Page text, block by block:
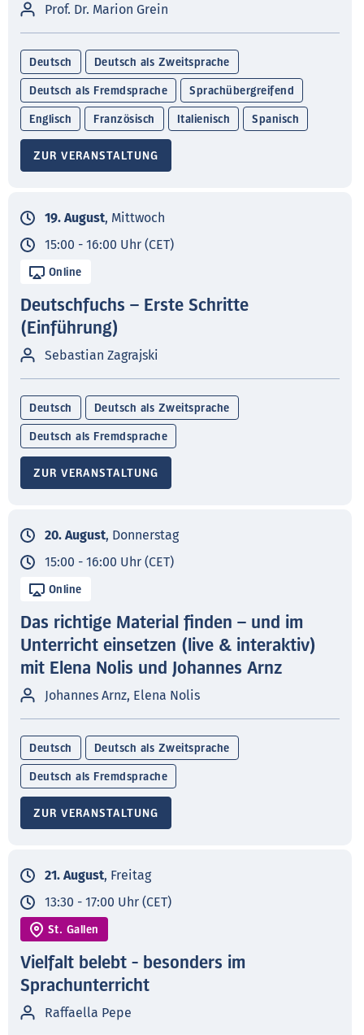
Prof. Dr. Marion Grein
Deutsch Deutsch als Zweitsprache
Deutsch als Fremdsprache Sprachübergreifend
Englisch Französisch Italienisch Spanisch
ZUR VERANSTALTUNG
19. August, Mittwoch
15:00 - 16:00 Uhr (CET)
Online
Deutschfuchs – Erste Schritte
(Einführung)
Sebastian Zagrajski
Deutsch Deutsch als Zweitsprache
Deutsch als Fremdsprache
ZUR VERANSTALTUNG
20. August, Donnerstag
15:00 - 16:00 Uhr (CET)
Online
Das richtige Material finden – und im
Unterricht einsetzen (live & interaktiv)
mit Elena Nolis und Johannes Arnz
Johannes Arnz, Elena Nolis
Deutsch Deutsch als Zweitsprache
Deutsch als Fremdsprache
ZUR VERANSTALTUNG
21. August, Freitag
13:30 - 17:00 Uhr (CET)
St. Gallen
Vielfalt belebt - besonders im
Sprachunterricht
Raffaella Pepe